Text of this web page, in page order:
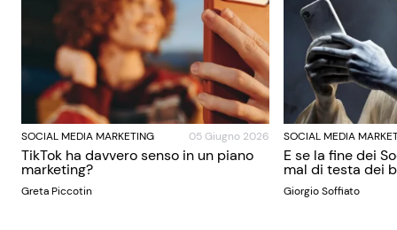
SOCIAL MEDIA MARKETING 05 Giugno 2026
TikTok ha davvero senso in un piano
marketing?
Greta Piccotin
SOCIAL MEDIA
E se la fine dei
mal di testa dei
Giorgio Soffiato